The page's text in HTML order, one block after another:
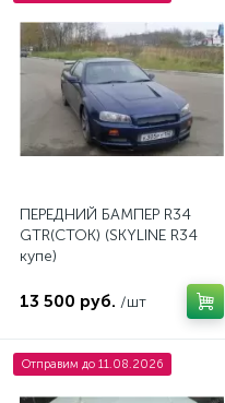
ПЕРЕДНИЙ БАМПЕР R34
GTR(СТОК) (SKYLINE R34
купе)
13 500 руб. /шт
Отправим до 11.08.2026